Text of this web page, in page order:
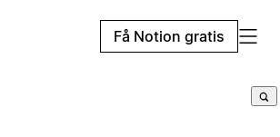
Få Notion gratis